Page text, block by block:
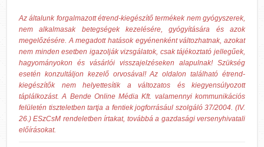
Az általunk forgalmazott étrend-kiegészítő termékek nem gyógyszerek,
nem alkalmasak betegségek kezelésére, gyógyítására és azok
megelőzésére. A megadott hatások egyénenként változhatnak, azokat
nem minden esetben igazolják vizsgálatok, csak tájékoztató jellegűek,
hagyományokon és vásárlói visszajelzéseken alapulnak! Szükség
esetén konzultáljon kezelő orvosával! Az oldalon található étrend-
kiegészítők nem helyettesítik a változatos és kiegyensúlyozott
táplálkozást. A Bende Online Média Kft. valamennyi kommunikációs
felületén tiszteletben tartja a fentiek jogforrásául szolgáló 37/2004. (IV.
26.) ESzCsM rendeletben írtakat, továbbá a gazdasági versenyhivatali
előírásokat.